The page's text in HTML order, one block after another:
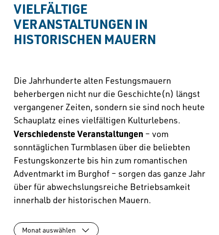
VIELFÄLTIGE
VERANSTALTUNGEN IN
HISTORISCHEN MAUERN
Die Jahrhunderte alten Festungsmauern
beherbergen nicht nur die Geschichte(n) längst
vergangener Zeiten, sondern sie sind noch heute
Schauplatz eines vielfältigen Kulturlebens.
Verschiedenste Veranstaltungen – vom
sonntäglichen Turmblasen über die beliebten
Festungskonzerte bis hin zum romantischen
Adventmarkt im Burghof – sorgen das ganze Jahr
über für abwechslungsreiche Betriebsamkeit
innerhalb der historischen Mauern.
Monat auswählen